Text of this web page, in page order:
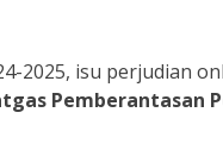
2025, isu perjudian
Pemberantasan